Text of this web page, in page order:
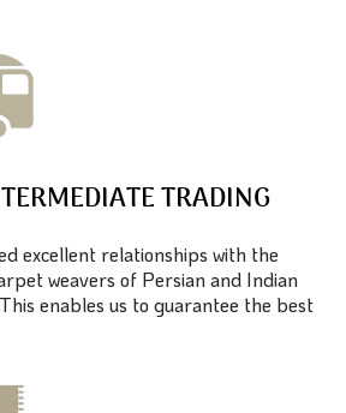
TRADING
excellent relationships with the
weavers of Persian and Indian
enables us to guarantee the best